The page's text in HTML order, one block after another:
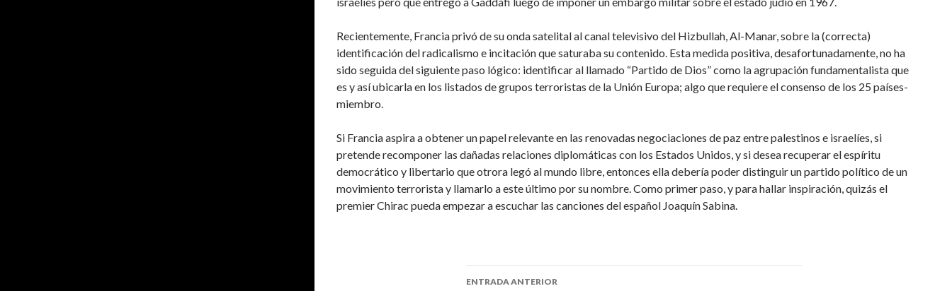
Recientemente, Francia privó de su onda satelital al canal televisivo del Hizbullah, Al-Manar, sobre la (correcta)
identificación del radicalismo e incitación que saturaba su contenido. Esta medida positiva, desafortunadamente, no ha
sido seguida del siguiente paso lógico: identificar al llamado “Partido de Dios” como la agrupación fundamentalista que
es y así ubicarla en los listados de grupos terroristas de la Unión Europa; algo que requiere el consenso de los 25 países-
miembro.
Si Francia aspira a obtener un papel relevante en las renovadas negociaciones de paz entre palestinos e israelíes, si
pretende recomponer las dañadas relaciones diplomáticas con los Estados Unidos, y si desea recuperar el espíritu
democrático y libertario que otrora legó al mundo libre, entonces ella debería poder distinguir un partido político de un
movimiento terrorista y llamarlo a este último por su nombre. Como primer paso, y para hallar inspiración, quizás el
premier Chirac pueda empezar a escuchar las canciones del español Joaquín Sabina.
ENTRADA ANTERIOR